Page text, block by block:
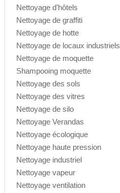
Nettoyage d’hôtels
Nettoyage de graffiti
Nettoyage de hotte
Nettoyage de locaux industriels
Nettoyage de moquette
Shampooing moquette
Nettoyage des sols
Nettoyage des vitres
Nettoyage de silo
Nettoyage Verandas
Nettoyage écologique
Nettoyage haute pression
Nettoyage industriel
Nettoyage vapeur
Nettoyage ventilation